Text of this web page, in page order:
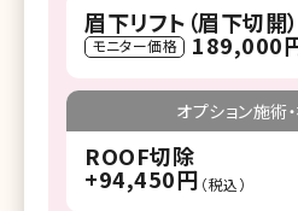
眉下リフト（眉下切開）
モニター価格 189,000
オプション施術
ROOF切除
+94,450円 （税込）